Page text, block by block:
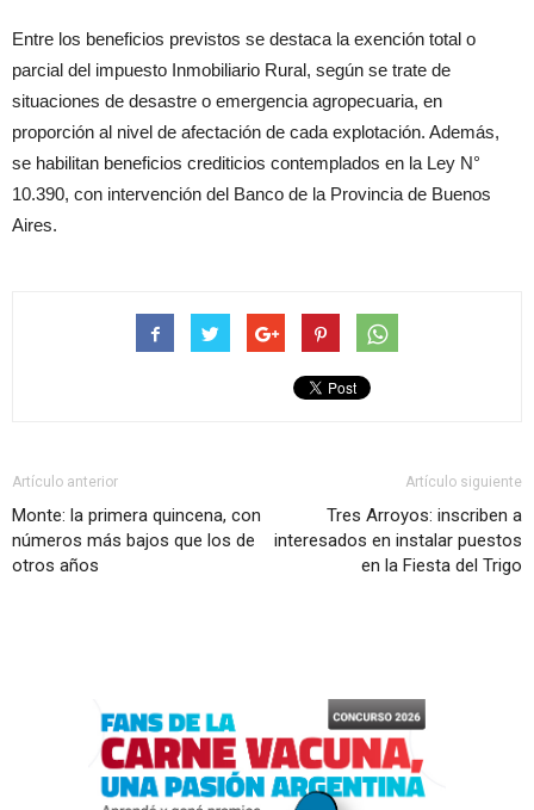
Entre los beneficios previstos se destaca la exención total o
parcial del impuesto Inmobiliario Rural, según se trate de
situaciones de desastre o emergencia agropecuaria, en
proporción al nivel de afectación de cada explotación. Además,
se habilitan beneficios crediticios contemplados en la Ley N°
10.390, con intervención del Banco de la Provincia de Buenos
Aires.
Artículo anterior
Monte: la primera quincena, con
números más bajos que los de
otros años
Artículo siguiente
Tres Arroyos: inscriben a
interesados en instalar puestos
en la Fiesta del Trigo